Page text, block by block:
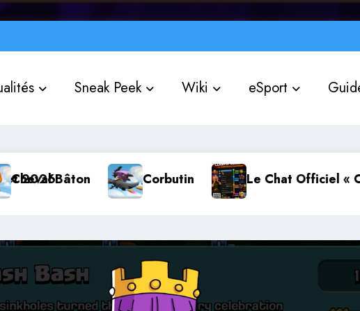
Sneak Peek Wiki eSport
Le Chat Officiel « Clash of Clans FR » :